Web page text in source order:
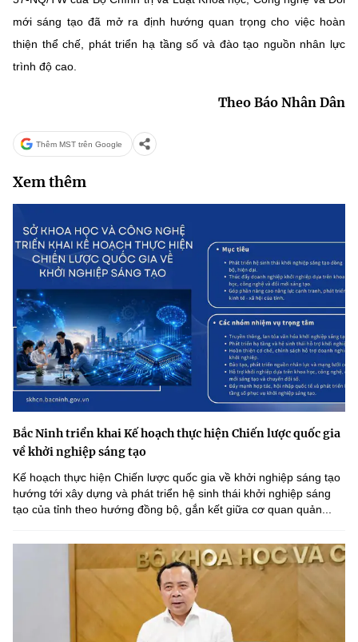
mới sáng tạo đã mở ra định hướng quan trọng cho việc hoàn
thiện thể chế, phát triển hạ tầng số và đào tạo nguồn nhân lực
trình độ cao.
Theo Báo Nhân Dân
Thêm MST trên Google
Xem thêm
Bắc Ninh triển khai Kế hoạch thực hiện Chiến lược quốc gia
về khởi nghiệp sáng tạo
Kế hoạch thực hiện Chiến lược quốc gia về khởi nghiệp sáng tạo
hướng tới xây dựng và phát triển hệ sinh thái khởi nghiệp sáng
tạo của tỉnh theo hướng đồng bộ, gắn kết giữa cơ quan quản...